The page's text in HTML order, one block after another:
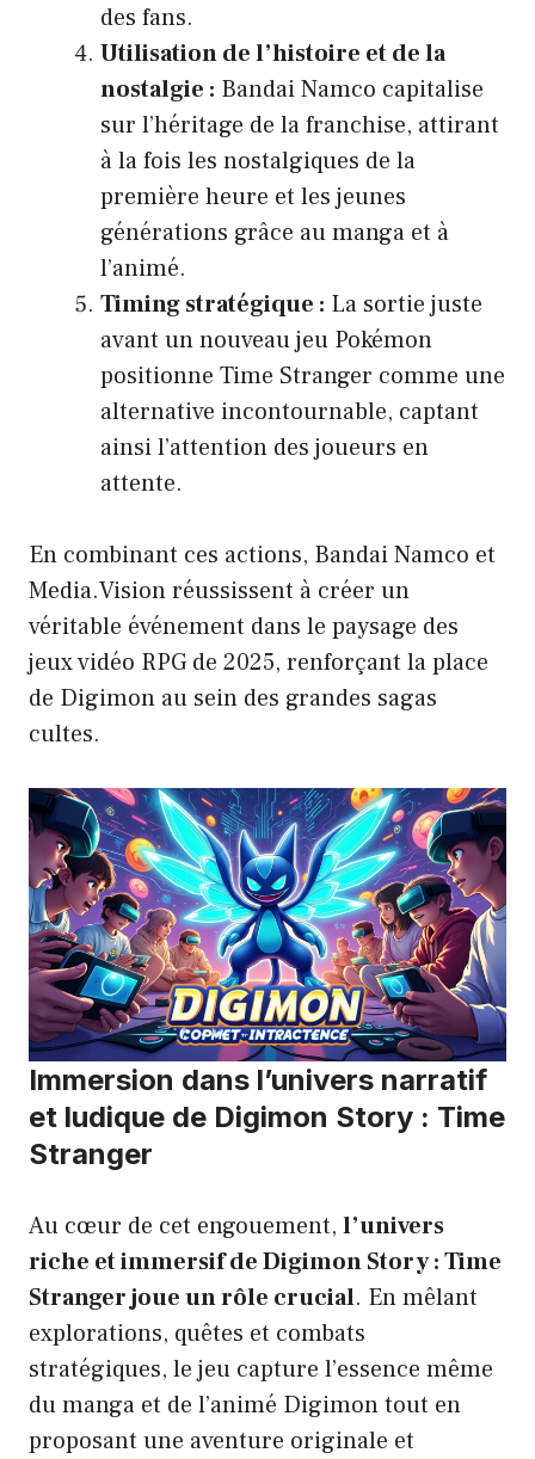
des fans.
Utilisation de l’histoire et de la
nostalgie : Bandai Namco capitalise
sur l’héritage de la franchise, attirant
à la fois les nostalgiques de la
première heure et les jeunes
générations grâce au manga et à
l’animé.
Timing stratégique : La sortie juste
avant un nouveau jeu Pokémon
positionne Time Stranger comme une
alternative incontournable, captant
ainsi l’attention des joueurs en
attente.
En combinant ces actions, Bandai Namco et
Media.Vision réussissent à créer un
véritable événement dans le paysage des
jeux vidéo RPG de 2025, renforçant la place
de Digimon au sein des grandes sagas
cultes.
Immersion dans l’univers narratif
et ludique de Digimon Story : Time
Stranger
Au cœur de cet engouement, l’univers
riche et immersif de Digimon Story : Time
Stranger joue un rôle crucial. En mêlant
explorations, quêtes et combats
stratégiques, le jeu capture l’essence même
du manga et de l’animé Digimon tout en
proposant une aventure originale et